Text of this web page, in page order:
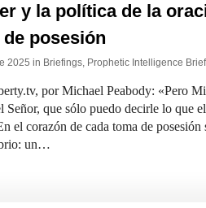
y la política de la
posesión
2025 in Briefings, Prophetic Intelligence
por Michael Peabody: «Pero
Señor, que sólo puedo decirle lo que
el corazón de cada toma de posesión
un…